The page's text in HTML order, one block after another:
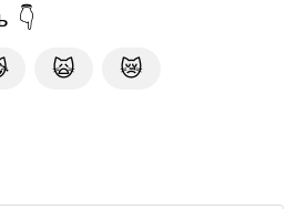
🙀 😿